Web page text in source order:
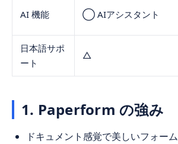
AI 機能 ◯ AIアシスタント
日本語サポ
ート
△
1. Paperform の強み
ドキュメント感覚で美しいフォーム